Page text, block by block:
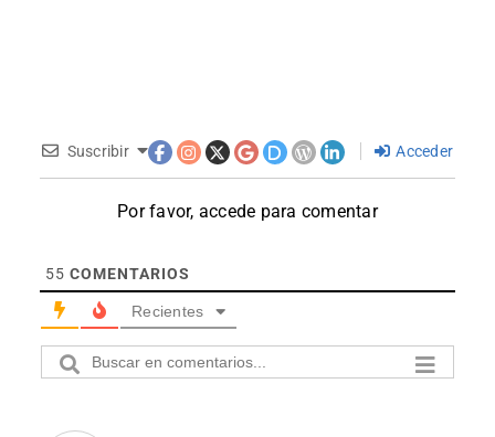
Suscribir Acceder
Por favor, accede para comentar
55 COMENTARIOS
Recientes